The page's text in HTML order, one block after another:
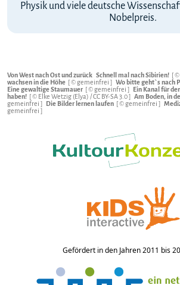
Physik und viele deutsche
Nobelpreis.
Von West nach Ost und zurück Schnell mal nach Sibirien! [
wachsen in die Höhe [ © gemeinfrei ] Wo bitte geht`s nach
Eine gewaltige Staumauer [ © gemeinfrei ] Ein Kanal für
haben! [ © Elke Wetzig (Elya) /CC BY-SA 3.0] Am Boden, in
gemeinfrei ] Die Bilder lernen laufen [ © gemeinfrei ]
gemeinfrei ]
Gefördert in den Jahren 2011 bis